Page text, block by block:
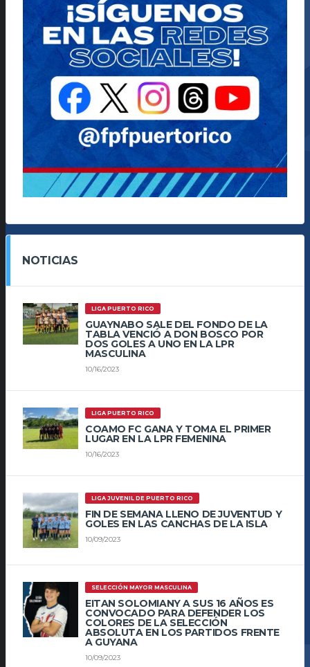
NOTICIAS
LIGA PUERTO RICO
GUAYNABO SALE DEL FONDO DE LA
TABLA VENCIÓ A DON BOSCO POR
DOS GOLES A UNO EN LA LPR
MASCULINA
10/16/2023
LIGA PUERTO RICO
COAMO FC GANA Y TOMA EL PRIMER
LUGAR EN LA LPR FEMENINA
10/16/2023
LIGA JUVENIL DE PUERTO RICO
FIN DE SEMANA LLENO DE JUVENTUD Y
GOLES EN LAS CANCHAS DE LA ISLA
10/09/2023
SELECCIÓN MAYOR MASCULINA
EITAN SOLOMIANY A SUS 16 AÑOS ES
CONVOCADO PARA DEFENDER LOS
COLORES DE LA SELECCIÓN
ABSOLUTA EN LOS PARTIDOS FRENTE
A GUYANA
10/09/2023